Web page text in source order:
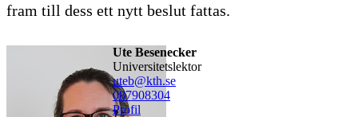
fram till dess ett nytt beslut fattas.
Ute Besenecker
universitetslektor
uteb@kth.se
087908304
Profil